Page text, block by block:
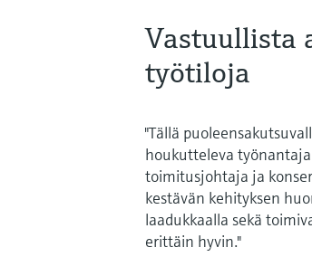
Vastuullista
työtiloja
"Tällä
houkutteleva
toimitusjohtaja ja
kestävän kehityksen
laadukkaalla sekä
erittäin hyvin."